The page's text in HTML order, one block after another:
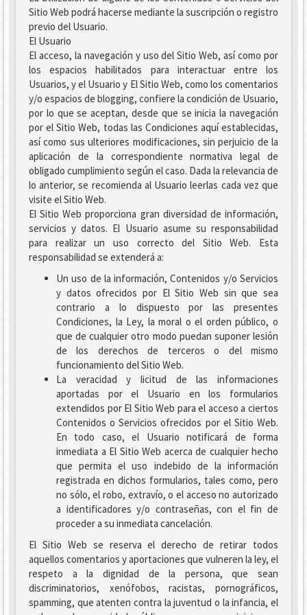
Sitio Web podrá hacerse mediante la suscripción o registro
previo del Usuario.
El Usuario
El acceso, la navegación y uso del Sitio Web, así como por
los espacios habilitados para interactuar entre los
Usuarios, y el Usuario y El Sitio Web, como los comentarios
y/o espacios de blogging, confiere la condición de Usuario,
por lo que se aceptan, desde que se inicia la navegación
por el Sitio Web, todas las Condiciones aquí establecidas,
así como sus ulteriores modificaciones, sin perjuicio de la
aplicación de la correspondiente normativa legal de
obligado cumplimiento según el caso. Dada la relevancia de
lo anterior, se recomienda al Usuario leerlas cada vez que
visite el Sitio Web.
El Sitio Web proporciona gran diversidad de información,
servicios y datos. El Usuario asume su responsabilidad
para realizar un uso correcto del Sitio Web. Esta
responsabilidad se extenderá a:
Un uso de la información, Contenidos y/o Servicios
y datos ofrecidos por El Sitio Web sin que sea
contrario a lo dispuesto por las presentes
Condiciones, la Ley, la moral o el orden público, o
que de cualquier otro modo puedan suponer lesión
de los derechos de terceros o del mismo
funcionamiento del Sitio Web.
La veracidad y licitud de las informaciones
aportadas por el Usuario en los formularios
extendidos por El Sitio Web para el acceso a ciertos
Contenidos o Servicios ofrecidos por el Sitio Web.
En todo caso, el Usuario notificará de forma
inmediata a El Sitio Web acerca de cualquier hecho
que permita el uso indebido de la información
registrada en dichos formularios, tales como, pero
no sólo, el robo, extravío, o el acceso no autorizado
a identificadores y/o contraseñas, con el fin de
proceder a su inmediata cancelación.
El Sitio Web se reserva el derecho de retirar todos
aquellos comentarios y aportaciones que vulneren la ley, el
respeto a la dignidad de la persona, que sean
discriminatorios, xenófobos, racistas, pornográficos,
spamming, que atenten contra la juventud o la infancia, el